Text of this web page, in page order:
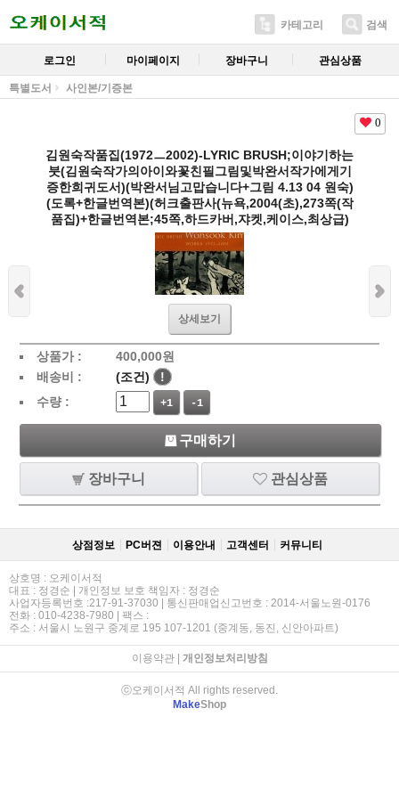
카테고리 검색
로그인 마이페이지 장바구니 관심상품
특별도서 사인본/기증본
0
김원숙작품집(1972ㅡ2002)-LYRIC BRUSH;이야기하는
붓(김원숙작가의아이와꽃친필그림및박완서작가에게기
증한희귀도서)(박완서님고맙습니다+그림 4.13 04 원숙)
(도록+한글번역본)(허크출판사(뉴욕,2004(초),273쪽(작
품집)+한글번역본;45쪽,하드카버,쟈켓,케이스,최상급)
상세보기
상품가 : 400,000원
배송비 :
(조건)
!
수량 :
+1 -1
구매하기
장바구니 관심상품
상점정보 PC버젼 이용안내 고객센터 커뮤니티
상호명 : 오케이서적
대표 : 정경순 | 개인정보 보호 책임자 : 정경순
사업자등록번호 :217-91-37030 | 통신판매업신고번호 : 2014-서울노원-0176
전화 : 010-4238-7980 | 팩스 :
주소 : 서울시 노원구 중계로 195 107-1201 (중계동, 동진, 신안아파트)
이용약관| 개인정보처리방침
ⓒ오케이서적 All rights reserved.
MakeShop